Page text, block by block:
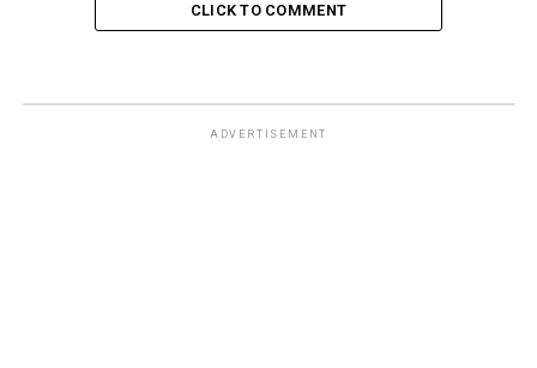
CLICK TO COMMENT
ADVERTISEMENT